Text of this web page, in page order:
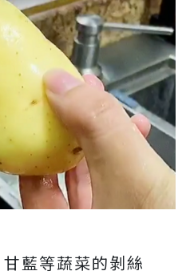
藍等蔬菜的剝絲